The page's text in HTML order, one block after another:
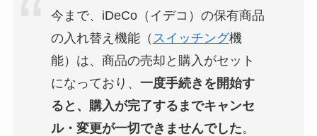
今まで、iDeCo（イデコ）の保有商品
の入れ替え機能（ スイッチング機
能）は、商品の売却と購入がセット
になっており、 一度手続きを開始す
ると、購入が完了するまでキャンセ
ル・変更が一切できませんでした。